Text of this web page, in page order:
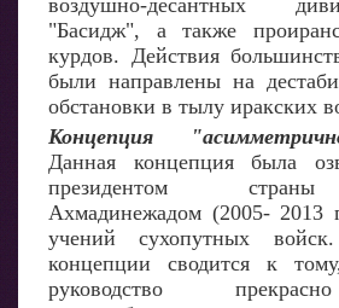
воздушно-десантных
"Басидж", а также
курдов. Действия
были направлены на
обстановки в тылу иракских
Концепция
Данная концепция была
президентом
Ахмадинежадом (2005- 2013
учений сухопутных
концепции сводится к
руководство